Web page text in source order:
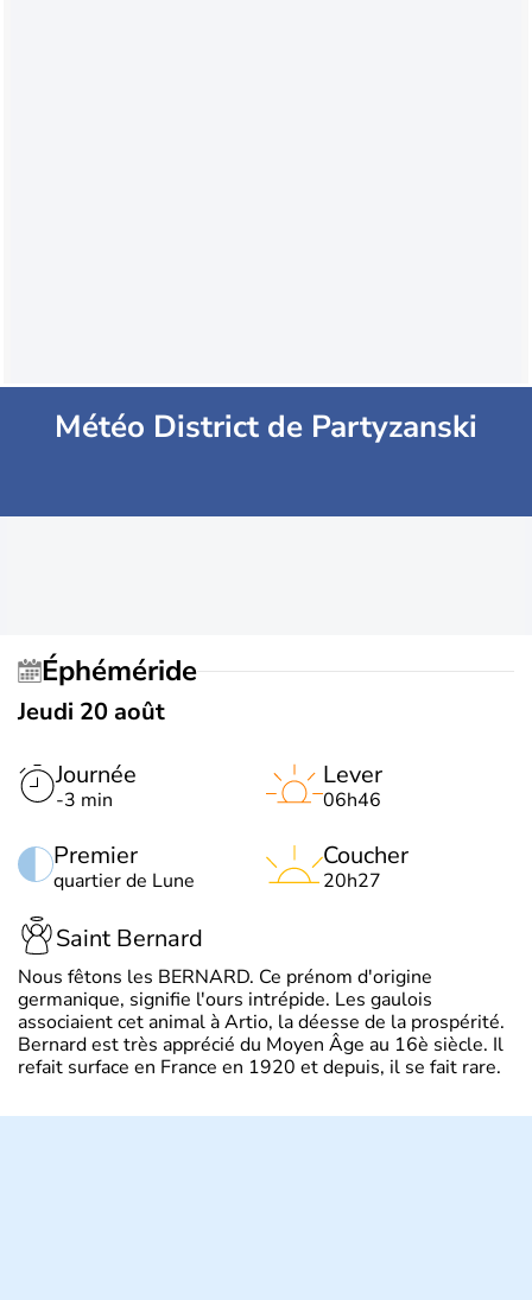
Météo District de Partyzanski
Éphéméride
Jeudi 20 août
Journée
-3 min
Premier
quartier de Lune
Lever
06h46
Coucher
20h27
Saint Bernard
Nous fêtons les BERNARD. Ce prénom d'origine
germanique, signifie l'ours intrépide. Les gaulois
associaient cet animal à Artio, la déesse de la prospérité.
Bernard est très apprécié du Moyen Âge au 16è siècle. Il
refait surface en France en 1920 et depuis, il se fait rare.